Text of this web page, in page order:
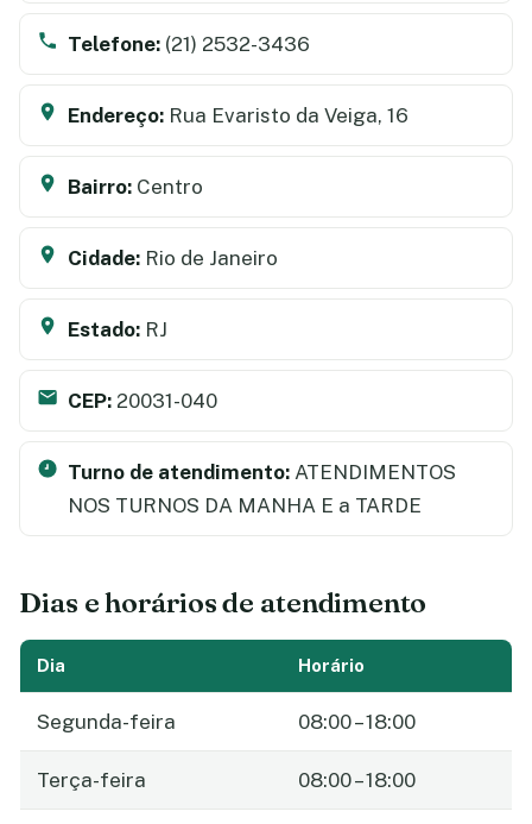
Telefone: (21) 2532-3436
Endereço: Rua Evaristo da Veiga, 16
Bairro: Centro
Cidade: Rio de Janeiro
Estado: RJ
CEP: 20031-040
Turno de atendimento: ATENDIMENTOS
NOS TURNOS DA MANHA E a TARDE
Dias e horários de atendimento
Dia Horário
Segunda-feira 08:00 – 18:00
Terça-feira 08:00 – 18:00